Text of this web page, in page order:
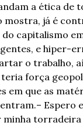
a ética de
mostra, já é
capitalismo
e hiper-
o trabalho,
teria força
em que as
– Espero
minha